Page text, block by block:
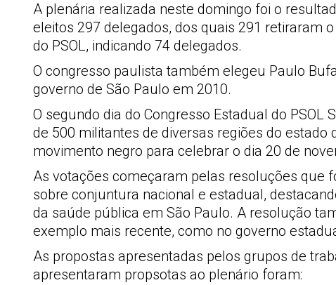
A plenária realizada neste domingo foi o
eleitos 297 delegados, dos quais 291 retiraram
do PSOL, indicando 74 delegados.
O congresso paulista também elegeu Paulo
governo de São Paulo em 2010.
O segundo dia do Congresso Estadual do
de 500 militantes de diversas regiões do
movimento negro para celebrar o dia 20 de
As votações começaram pelas resoluções que
sobre conjuntura nacional e estadual,
da saúde pública em São Paulo. A resolução
exemplo mais recente, como no governo
As propostas apresentadas pelos grupos de
apresentaram propsotas ao plenário foram: